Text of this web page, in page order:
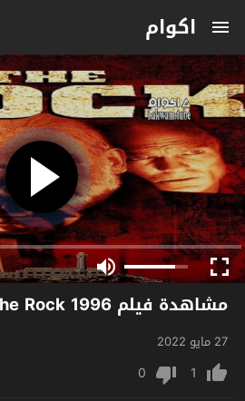
اكوام
مشاهدة فيلم The Rock 1996 مترجم
27 مايو 2022
1
0